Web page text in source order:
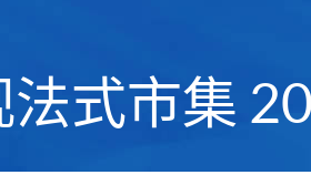
法式市集